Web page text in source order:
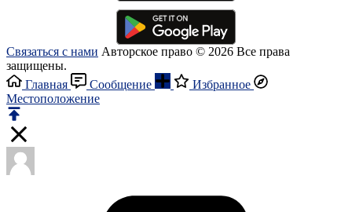
Связаться с нами Авторское право © 2026 Все права
защищены.
Главная
Сообщение
Избранное
Местоположение